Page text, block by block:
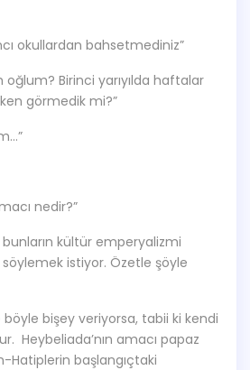
okullardan bahsetmediniz”
oğlum? Birinci yarıyılda haftalar
görmedik mi?”
nedir?”
kültür emperyalizmi
istiyor. Özetle şöyle
böyle bişey veriyorsa, tabii ki kendi
Heybeliada’nın amacı papaz
başlangıçtaki